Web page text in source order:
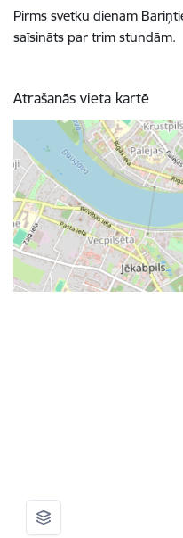
Pirms svētku dienām
saīsināts par trim stundām.
Atrašanās vieta kartē